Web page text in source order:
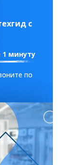
с
1 минуту
по